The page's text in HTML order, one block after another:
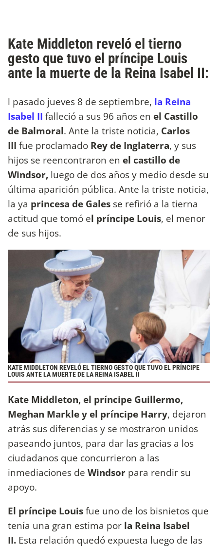
Kate Middleton reveló el tierno
gesto que tuvo el príncipe Louis
ante la muerte de la Reina Isabel II:
l pasado jueves 8 de septiembre, la Reina
Isabel II falleció a sus 96 años en el Castillo
de Balmoral. Ante la triste noticia, Carlos
III fue proclamado Rey de Inglaterra, y sus
hijos se reencontraron en el castillo de
Windsor, luego de dos años y medio desde su
última aparición pública. Ante la triste noticia,
la ya princesa de Gales se refirió a la tierna
actitud que tomó el príncipe Louis, el menor
de sus hijos.
KATE MIDDLETON REVELÓ EL TIERNO GESTO QUE TUVO EL PRÍNCIPE
LOUIS ANTE LA MUERTE DE LA REINA ISABEL II
Kate Middleton, el príncipe Guillermo,
Meghan Markle y el príncipe Harry, dejaron
atrás sus diferencias y se mostraron unidos
paseando juntos, para dar las gracias a los
ciudadanos que concurrieron a las
inmediaciones de Windsor para rendir su
apoyo.
El príncipe Louisfue uno de los bisnietos que
tenía una gran estima por la Reina Isabel
II. Esta relación quedó expuesta luego de las